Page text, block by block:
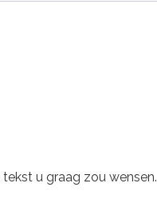
u graag zou wensen.